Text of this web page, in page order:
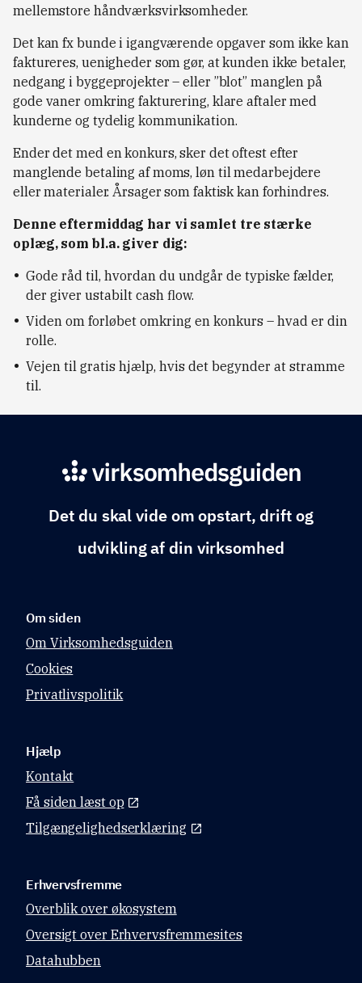
mellemstore håndværksvirksomheder.
Det kan fx bunde i igangværende opgaver som ikke kan
faktureres, uenigheder som gør, at kunden ikke betaler,
nedgang i byggeprojekter – eller ”blot” manglen på
gode vaner omkring fakturering, klare aftaler med
kunderne og tydelig kommunikation.
Ender det med en konkurs, sker det oftest efter
manglende betaling af moms, løn til medarbejdere
eller materialer. Årsager som faktisk kan forhindres.
Denne eftermiddag har vi samlet tre stærke
oplæg, som bl.a. giver dig:
Gode råd til, hvordan du undgår de typiske fælder,
der giver ustabilt cash flow.
Viden om forløbet omkring en konkurs – hvad er din
rolle.
Vejen til gratis hjælp, hvis det begynder at stramme
til.
Det du skal vide om opstart, drift og
udvikling af din virksomhed
Om siden
Om Virksomhedsguiden
Cookies
Privatlivspolitik
Hjælp
Kontakt
Få siden læst op
Tilgængelighedserklæring
Erhvervsfremme
Overblik over økosystem
Oversigt over Erhvervsfremmesites
Datahubben